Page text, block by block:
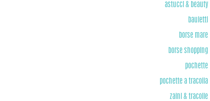
astucci & beauty
bauletti
borse mare
borse shopping
pochette
pochette a tracolla
zaini & tracolle